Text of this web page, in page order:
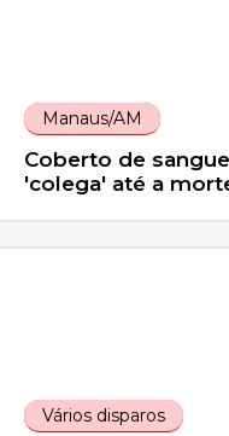
Manaus/AM
Coberto de
'colega' até a
Vários disparos